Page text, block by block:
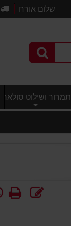
שלום אורח
תמרור ושילוט סולארי
WhatsApp
הדפס